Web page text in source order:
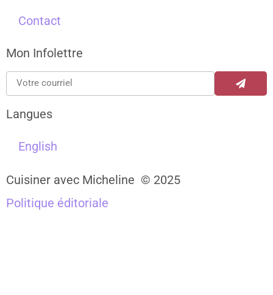
Contact
Mon Infolettre
Langues
English
Cuisiner avec Micheline © 2025
Politique éditoriale